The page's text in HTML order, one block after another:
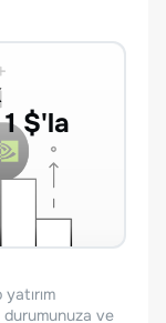
$'la
durumunuza ve